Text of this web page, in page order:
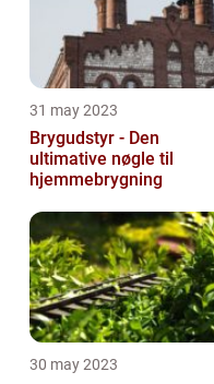
31 may 2023
Brygudstyr - Den
ultimative nøgle til
hjemmebrygning
30 may 2023